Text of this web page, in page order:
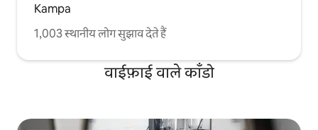
Kampa
1,003 स्थानीय लोग सुझाव देते हैं
वाईफ़ाई वाले काँडो